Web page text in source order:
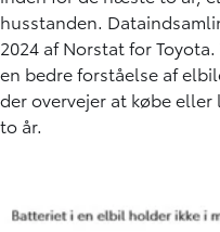
husstanden.
2024 af Norstat for
en bedre forståelse af
der overvejer at købe
to år.